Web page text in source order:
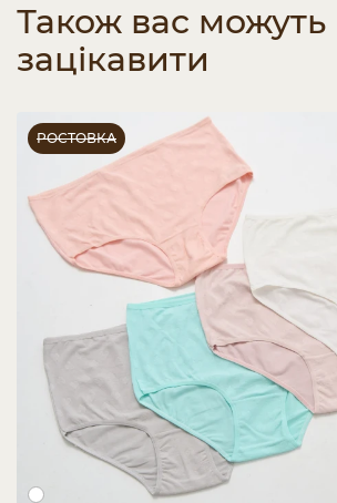
Також вас можуть
зацікавити
РОСТОВКА